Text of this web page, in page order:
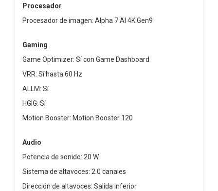
Procesador
Procesador de imagen: Alpha 7 AI 4K Gen9
Gaming
Game Optimizer: Sí con Game Dashboard
VRR: Sí hasta 60 Hz
ALLM: Sí
HGIG: Sí
Motion Booster: Motion Booster 120
Audio
Potencia de sonido: 20 W
Sistema de altavoces: 2.0 canales
Dirección de altavoces: Salida inferior